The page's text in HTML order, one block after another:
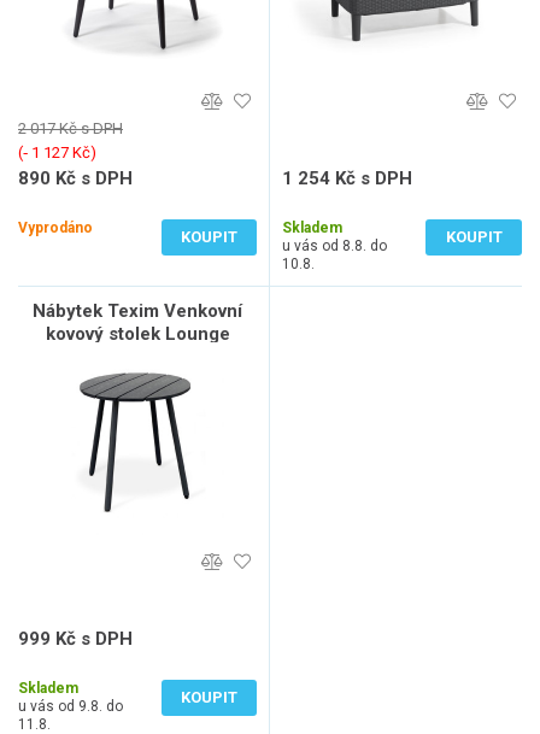
2 017 Kč s DPH
(‐ 1 127 Kč)
890 Kč s DPH
Vyprodáno
KOUPIT
1 254 Kč s DPH
Skladem
u vás od 8.8. do
10.8.
KOUPIT
Nábytek Texim Venkovní
kovový stolek Lounge
999 Kč s DPH
Skladem
u vás od 9.8. do
11.8.
KOUPIT